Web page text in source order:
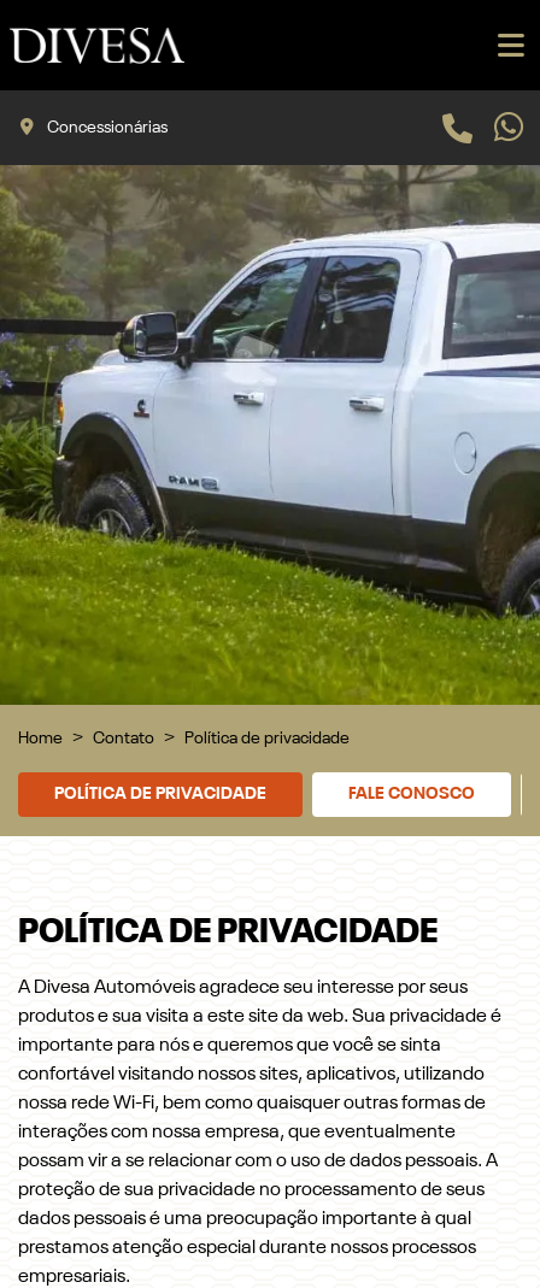
Concessionárias
Home Contato Política de privacidade
FALE CONOSCO
POLÍTICA DE PRIVACIDADE
POLÍTICA DE PRIVACIDADE
A Divesa Automóveis agradece seu interesse por seus
produtos e sua visita a este site da web. Sua privacidade é
importante para nós e queremos que você se sinta
confortável visitando nossos sites, aplicativos, utilizando
nossa rede Wi-Fi, bem como quaisquer outras formas de
interações com nossa empresa, que eventualmente
possam vir a se relacionar com o uso de dados pessoais. A
proteção de sua privacidade no processamento de seus
dados pessoais é uma preocupação importante à qual
prestamos atenção especial durante nossos processos
empresariais.